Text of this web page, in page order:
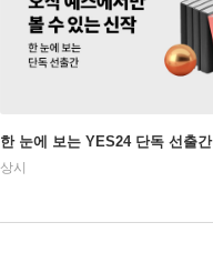
한 눈에 보는 YES24 단독 선출간
상시